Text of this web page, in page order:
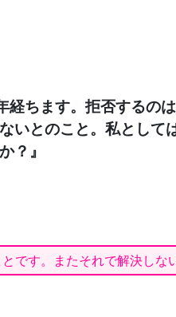
経ちます。拒否するの
いとのこと。私として
？』
です。またそれで解決しな